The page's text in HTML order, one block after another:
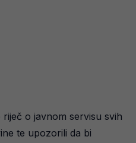
o javnom servisu svih
te upozorili da bi